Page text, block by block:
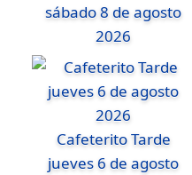
sábado 8 de agosto
2026
Cafeterito Tarde
jueves 6 de agosto